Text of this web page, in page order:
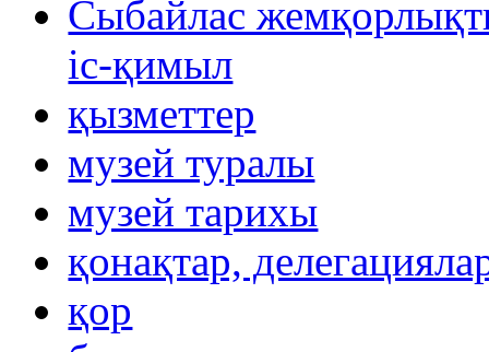
Сыбайлас
іс-қимыл
қызметтер
музей туралы
музей тарихы
қонақтар,
қор